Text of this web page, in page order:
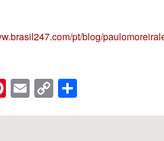
pt/blog/
Pinterest
Email
Copy
Link